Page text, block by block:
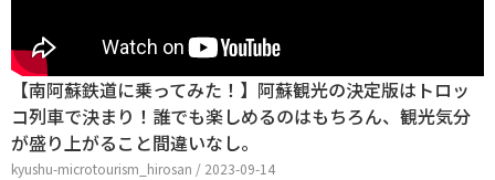
【南阿蘇鉄道に乗ってみた！】阿蘇観光の決定版はトロッ
コ列車で決まり！誰でも楽しめるのはもちろん、観光気分
が盛り上がること間違いなし。
kyushu-microtourism_hirosan / 2023-09-14